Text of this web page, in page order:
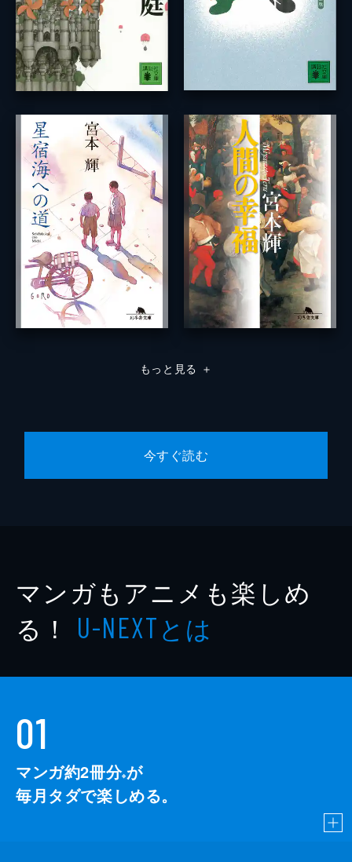
もっと見る ＋
今すぐ読む
マンガもアニメも楽しめ
る！ U-NEXTとは
01
マンガ約2冊分※が
毎月タダで楽しめる。